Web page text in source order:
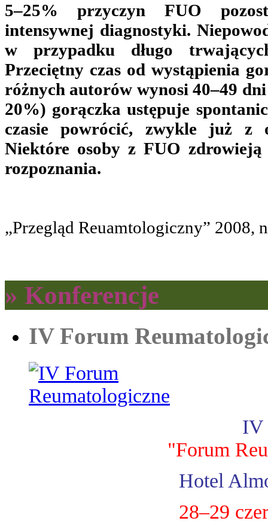
5–25% przyczyn FUO
intensywnej diagnostyki.
w przypadku długo
Przeciętny czas od wystąpienia
różnych autorów wynosi 40–49
20%) gorączka ustępuje
czasie powrócić, zwykle już z
Niektóre osoby z FUO
rozpoznania.
„Przegląd Reuamtologiczny” 2008,
» Konferencje
IV Forum
IV
"Forum
Hotel
28–29